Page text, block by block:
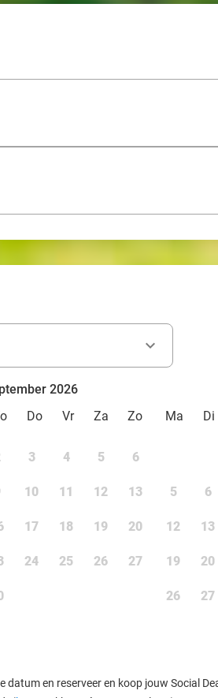
2026
Do Vr Za Zo
3 4 5 6
10 11 12 13
17 18 19 20
24 25 26 27
Ma
Di
5 6
12 13
19 20
26 27
datum en reserveer en koop jouw Social